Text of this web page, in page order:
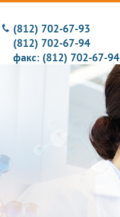
(812) 702-67-93
(812) 702-67-94
факс: (812) 702-67-94